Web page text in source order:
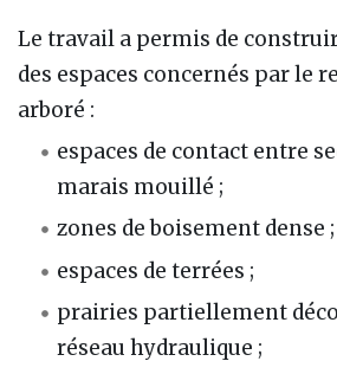
Le travail a permis de
des espaces concernés par le
arboré :
espaces de contact entre
marais mouillé ;
zones de boisement dense ;
espaces de terrées ;
prairies partiellement
réseau hydraulique ;